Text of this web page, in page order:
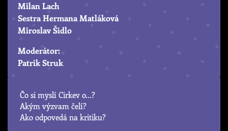
Milan Lach
Sestra Hermana Matláková
Miroslav Šidlo
Moderátor:
Patrik Struk
Čo si myslí Cirkev o...?
Akým výzvam čelí?
Ako odpovedá na kritiku?